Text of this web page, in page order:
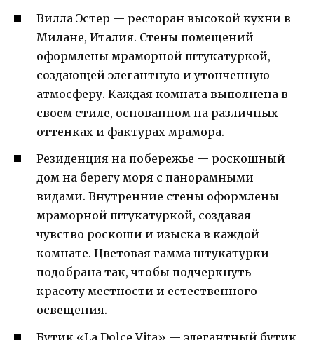
Вилла Эстер — ресторан высокой кухни в
Милане, Италия. Стены помещений
оформлены мраморной штукатуркой,
создающей элегантную и утонченную
атмосферу. Каждая комната выполнена в
своем стиле, основанном на различных
оттенках и фактурах мрамора.
Резиденция на побережье — роскошный
дом на берегу моря с панорамными
видами. Внутренние стены оформлены
мраморной штукатуркой, создавая
чувство роскоши и изыска в каждой
комнате. Цветовая гамма штукатурки
подобрана так, чтобы подчеркнуть
красоту местности и естественного
освещения.
Бутик «La Dolce Vita» — элегантный бутик